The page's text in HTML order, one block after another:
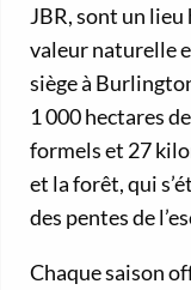
JBR, sont un
valeur naturelle
siège à
1 000 hectares
formels et 27
et la forêt, qui
des pentes de
Chaque saison